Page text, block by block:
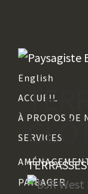
514 961 2461
Facebook
Facebook
English
ACCUEIL
À PROPOS DE
SERVICES
PAYSAGER